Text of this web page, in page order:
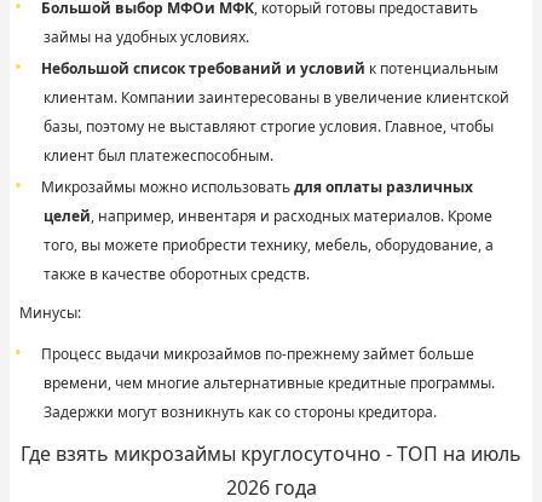
Большой выбор МФОи МФК, который готовы предоставить
займы на удобных условиях.
Небольшой список требований и условий к потенциальным
клиентам. Компании заинтересованы в увеличение клиентской
базы, поэтому не выставляют строгие условия. Главное, чтобы
клиент был платежеспособным.
Микрозаймы можно использоватьдля оплаты различных
целей, например, инвентаря и расходных материалов. Кроме
того, вы можете приобрести технику, мебель, оборудование, а
также в качестве оборотных средств.
Минусы:
Процесс выдачи микрозаймов по-прежнему займет больше
времени, чем многие альтернативные кредитные программы.
Задержки могут возникнуть как со стороны кредитора.
Где взять микрозаймы круглосуточно - ТОП на июль
2026 года